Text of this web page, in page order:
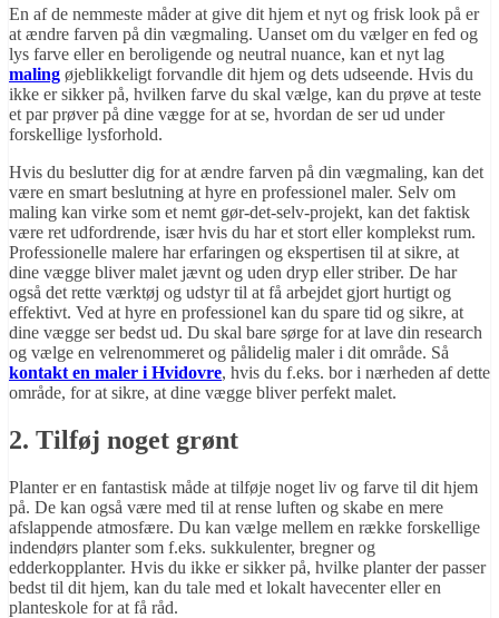
En af de nemmeste måder at give dit hjem et nyt og frisk look på er
at ændre farven på din vægmaling. Uanset om du vælger en fed og
lys farve eller en beroligende og neutral nuance, kan et nyt lag
maling øjeblikkeligt forvandle dit hjem og dets udseende. Hvis du
ikke er sikker på, hvilken farve du skal vælge, kan du prøve at teste
et par prøver på dine vægge for at se, hvordan de ser ud under
forskellige lysforhold.
Hvis du beslutter dig for at ændre farven på din vægmaling, kan det
være en smart beslutning at hyre en professionel maler. Selv om
maling kan virke som et nemt gør-det-selv-projekt, kan det faktisk
være ret udfordrende, især hvis du har et stort eller komplekst rum.
Professionelle malere har erfaringen og ekspertisen til at sikre, at
dine vægge bliver malet jævnt og uden dryp eller striber. De har
også det rette værktøj og udstyr til at få arbejdet gjort hurtigt og
effektivt. Ved at hyre en professionel kan du spare tid og sikre, at
dine vægge ser bedst ud. Du skal bare sørge for at lave din research
og vælge en velrenommeret og pålidelig maler i dit område. Så
kontakt en maler i Hvidovre, hvis du f.eks. bor i nærheden af dette
område, for at sikre, at dine vægge bliver perfekt malet.
2. Tilføj noget grønt
Planter er en fantastisk måde at tilføje noget liv og farve til dit hjem
på. De kan også være med til at rense luften og skabe en mere
afslappende atmosfære. Du kan vælge mellem en række forskellige
indendørs planter som f.eks. sukkulenter, bregner og
edderkopplanter. Hvis du ikke er sikker på, hvilke planter der passer
bedst til dit hjem, kan du tale med et lokalt havecenter eller en
planteskole for at få råd.